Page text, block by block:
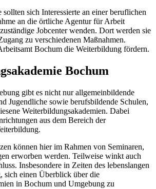
sollten sich Interessierte an einer beruflichen
an die örtliche Agentur für Arbeit
Jobcenter wenden. Dort werden sie
zu verschiedenen Maßnahmen.
Bochum die Weiterbildung fördern.
Bochum
gibt es nicht nur allgemeinbildende
Jugendliche sowie berufsbildende Schulen,
Weiterbildungsakademien. Dabei
aus dem Bereich der
können hier im Rahmen von Seminaren,
erworben werden. Teilweise winkt auch
Insbesondere in Zeiten des lebenslangen
sich einen Überblick über die
in Bochum und Umgebung zu